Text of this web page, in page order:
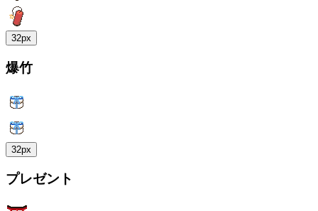
32px
爆竹
32px
プレゼント